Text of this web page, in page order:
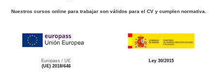
Nuestros cursos online para trabajar son válidos para el CV y cumplen normativa.
Europass / UE
(UE) 2018/646
Ley 30/2015